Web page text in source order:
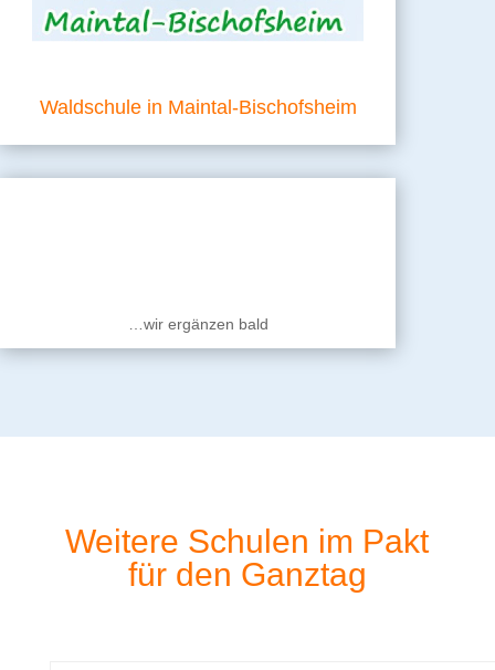
Waldschule in Maintal-Bischofsheim
…wir ergänzen bald
Weitere Schulen im Pakt
für den Ganztag